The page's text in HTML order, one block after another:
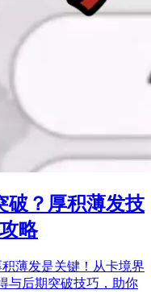
破？厚积薄发技
略
薄发是关键！从卡境界
与后期突破技巧，助你